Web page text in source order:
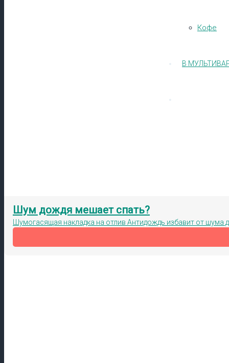
Кофе
В
Шум дождя мешает спать?
Шумогасящая накладка на отлив Антидождь избавит от шума